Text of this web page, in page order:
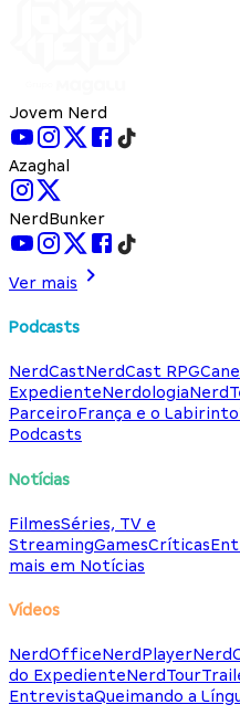
Jovem Nerd
Azaghal
NerdBunker
Ver mais
Podcasts
NerdCastNerdCast RPG
ExpedienteNerdologia
ParceiroFrança e o Labirinto
Podcasts
Notícias
FilmesSéries, TV e
StreamingGamesCríticas
mais em Notícias
Vídeos
NerdOfficeNerdPlayer
do ExpedienteNerdTour
EntrevistaQueimando a